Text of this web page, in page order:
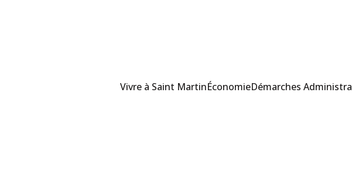
Vivre à Saint MartinÉconomieDémarches